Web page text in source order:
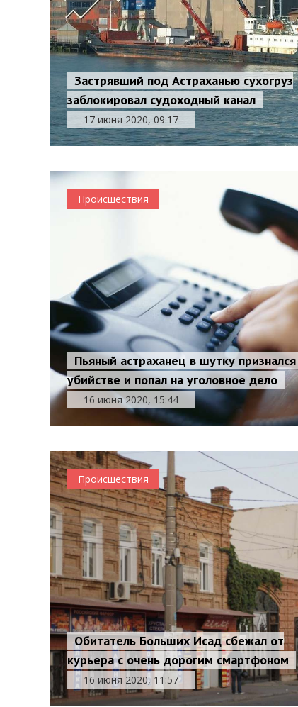
Застрявший под Астраханью сухогруз
заблокировал судоходный канал
17 июня 2020, 09:17
Происшествия
Пьяный астраханец в шутку
убийстве и попал на уголовное дело
16 июня 2020, 15:44
Происшествия
Обитатель Больших Исад сбежал от
курьера с очень дорогим смартфоном
16 июня 2020, 11:57